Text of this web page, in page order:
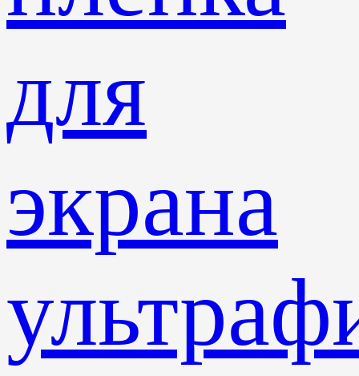
для
экрана